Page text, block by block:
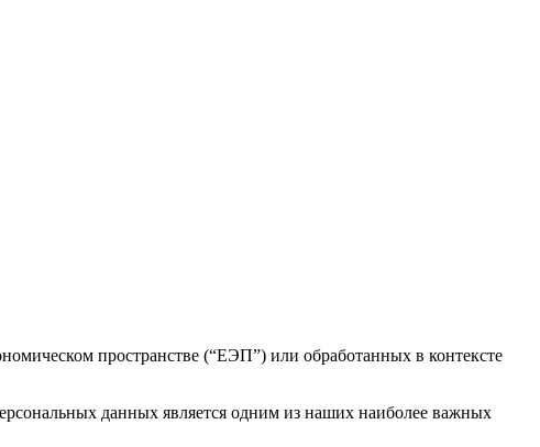
пространстве (“ЕЭП”) или обработанных в контексте
данных является одним из наших наиболее важных